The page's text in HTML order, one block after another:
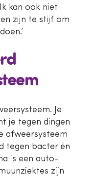
kan ook niet
zijn te stijf om
Je
je tegen dingen
afweersysteem
tegen bacteriën
is een auto-
zijn